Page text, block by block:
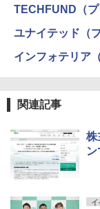
TECHFUND（プ
ユナイテッド（
インフォテリア
関連記事
株